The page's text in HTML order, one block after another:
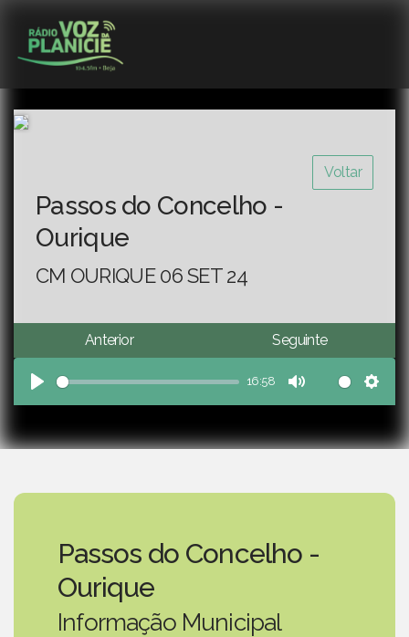
Voltar
Passos do Concelho -
Ourique
CM OURIQUE 06 SET 24
Anterior Seguinte
Play
16:58
Mute
Passos do Concelho -
Ourique
Informação Municipal